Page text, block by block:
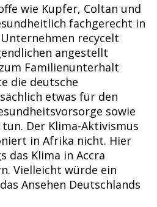
wie Kupfer, Coltan und
fachgerecht in
recycelt
angestellt
Familienunterhalt
die deutsche
etwas für den
sowie
Der Klima-Aktivismus
in Afrika nicht. Hier
das Klima in Accra
Vielleicht würde ein
Ansehen Deutschlands